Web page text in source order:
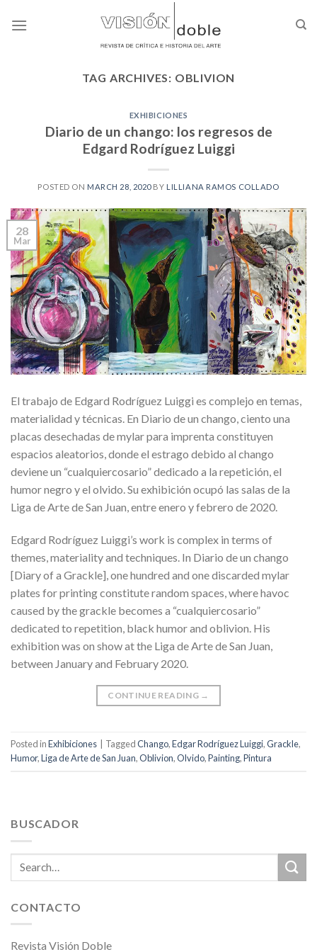
TAG ARCHIVES: OBLIVION
EXHIBICIONES
Diario de un chango: los regresos de
Edgard Rodríguez Luiggi
POSTED ON MARCH 28, 2020BY LILLIANA RAMOS COLLADO
28
Mar
El trabajo de Edgard Rodríguez Luiggi es complejo en temas,
materialidad y técnicas. En Diario de un chango, ciento una
placas desechadas de mylar para imprenta constituyen
espacios aleatorios, donde el estrago debido al chango
deviene un “cualquiercosario” dedicado a la repetición, el
humor negro y el olvido. Su exhibición ocupó las salas de la
Liga de Arte de San Juan, entre enero y febrero de 2020.
Edgard Rodríguez Luiggi’s work is complex in terms of
themes, materiality and techniques. In Diario de un chango
[Diary of a Grackle], one hundred and one discarded mylar
plates for printing constitute random spaces, where havoc
caused by the grackle becomes a “cualquiercosario”
dedicated to repetition, black humor and oblivion. His
exhibition was on show at the Liga de Arte de San Juan,
between January and February 2020.
CONTINUE READING →
Posted inExhibiciones TaggedChango,Edgar Rodríguez Luiggi,Grackle,
Humor,Liga de Arte de San Juan,Oblivion,Olvido,Painting,Pintura
BUSCADOR
CONTACTO
Revista Visión Doble